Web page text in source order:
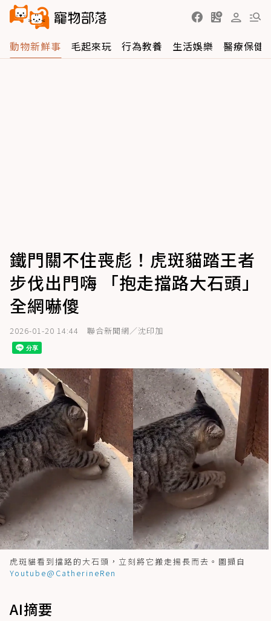
動物新鮮事 毛起來玩 行為教養 生活娛樂 醫療保健
鐵門關不住喪彪！虎斑貓踏王者
步伐出門嗨 「抱走擋路大石頭」
全網嚇傻
2026-01-20 14:44 聯合新聞網／沈印加
虎斑貓看到擋路的大石頭，立刻將它搬走揚長而去。圖擷自
Youtube@CatherineRen
AI摘要